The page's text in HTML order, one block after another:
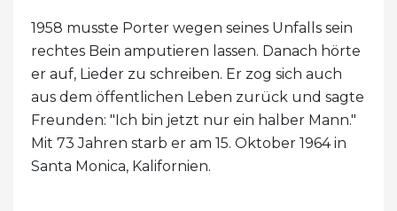
1958 musste Porter wegen seines Unfalls sein
rechtes Bein amputieren lassen. Danach hörte
er auf, Lieder zu schreiben. Er zog sich auch
aus dem öffentlichen Leben zurück und sagte
Freunden: "Ich bin jetzt nur ein halber Mann."
Mit 73 Jahren starb er am 15. Oktober 1964 in
Santa Monica, Kalifornien.